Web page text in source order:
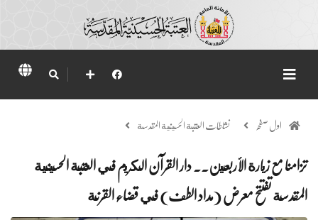
اول صفحہ نشاطات العتبة الحسينية المقدسة
تزامنا مع زيارة الأربعين.. دار القرآن الكريم في العتبة الحسينية
المقدسة تفتتح معرض (مداد الطف) في قضاء القرنة